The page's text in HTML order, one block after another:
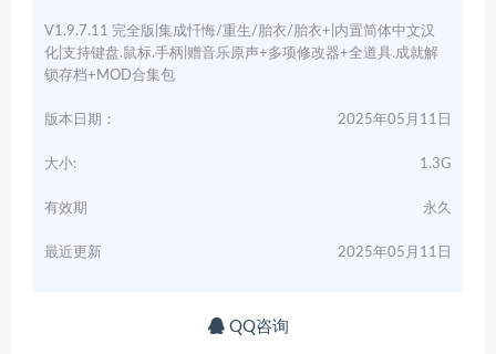
V1.9.7.11 完全版|集成忏悔/重生/胎衣/胎衣+|内置简体中文汉
化|支持键盘.鼠标.手柄|赠音乐原声+多项修改器+全道具.成就解
锁存档+MOD合集包
版本日期： 2025年05月11日
大小: 1.3G
有效期 永久
最近更新 2025年05月11日
QQ咨询